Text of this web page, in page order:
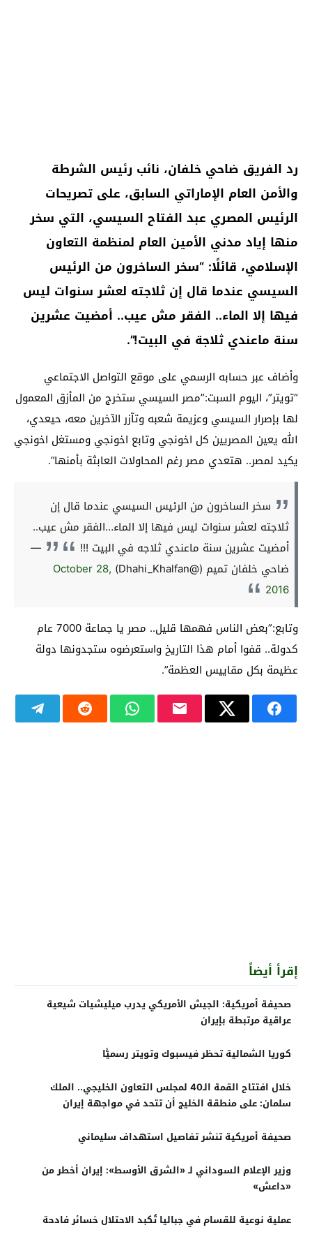
رد الفريق ضاحي خلفان، نائب رئيس الشرطة
والأمن العام الإماراتي السابق، على تصريحات
الرئيس المصري عبد الفتاح السيسي، التي سخر
منها إياد مدني الأمين العام لمنظمة التعاون
الإسلامي، قائلًا: “سخر الساخرون من الرئيس
السيسي عندما قال إن ثلاجته لعشر سنوات ليس
فيها إلا الماء.. الفقر مش عيب.. أمضيت عشرين
سنة ماعندي ثلاجة في البيت!”.
وأضاف عبر حسابه الرسمي على موقع التواصل الاجتماعي
“تويتر”، اليوم السبت:”مصر السيسي ستخرج من المأزق المعمول
لها بإصرار السيسي وعزيمة شعبه وتآزر الآخرين معه، حيعدي،
الله يعين المصريين كل اخونجي وتابع اخونجي ومستغل اخونجي
يكيد لمصر.. هتعدي مصر رغم المحاولات العابثة بأمنها”.
سخر الساخرون من الرئيس السيسي عندما قال إن
ثلاجته لعشر سنوات ليس فيها إلا الماء…الفقر مش عيب..
أمضيت عشرين سنة ماعندي ثلاجه في البيت !!!
—
ضاحي خلفان تميم (@Dhahi_Khalfan)
October 28,
2016
وتابع:”بعض الناس فهمها قليل.. مصر يا جماعة 7000 عام
كدولة.. قفوا أمام هذا التاريخ واستعرضوه ستجدونها دولة
عظيمة بكل مقاييس العظمة”.
إقرأ أيضاً
صحيفة أمريكية: الجيش الأمريكي يدرب ميليشيات شيعية
عراقية مرتبطة بإيران
كوريا الشمالية تحظر فيسبوك وتويتر رسميًّا
خلال افتتاح القمة الـ40 لمجلس التعاون الخليجي.. الملك
سلمان: على منطقة الخليج أن تتحد في مواجهة إيران
صحيفة أمريكية تنشر تفاصيل استهداف سليماني
وزير الإعلام السوداني لـ «الشرق الأوسط»: إيران أخطر من
«داعش»
عملية نوعية للقسام في جباليا تُكبد الاحتلال خسائر فادحة